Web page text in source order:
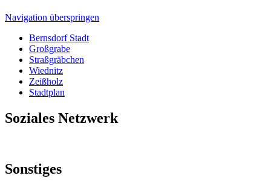
Navigation überspringen
Bernsdorf Stadt
Großgrabe
Straßgräbchen
Wiednitz
Zeißholz
Stadtplan
Soziales Netzwerk
Sonstiges